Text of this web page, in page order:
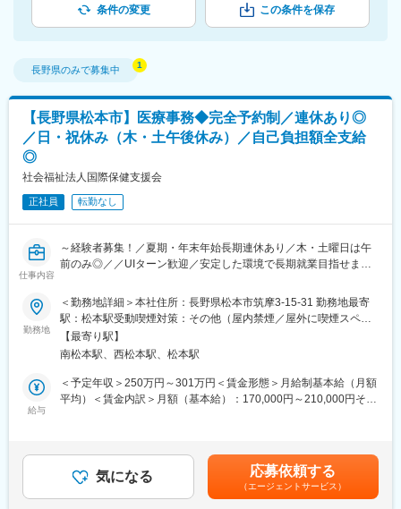
条件の変更 この条件を保存
長野県のみで募集中
【長野県松本市】医療事務◆完全予約制／連休あり◎
／日・祝休み（木・土午後休み）／自己負担額全支給
◎
社会福祉法人国際保健支援会
正社員 転勤なし
仕事内容
～経験者募集！／夏期・年末年始長期連休あり／木・土曜日は午
前のみ◎／／UIターン歓迎／安定した環境で長期就業目指せます
★働く環境★
・完全予約制となりますので、1日の繁忙状況など予想が立てられ
ます！
・年休は112日ですが木、土の午後は休診となるためWLBも取れ
ます◎
・GWカレンダー通りのお休み／お盆休み3日以上／年末年始4日
・組織体制として業務量と人数のバランスが適正であり、残業が
少ないです。常勤1名に加えてパートを雇用し2名体制にしたこと
勤務地
＜勤務地詳細＞本社住所：長野県松本市筑摩3-15-31 勤務地最寄
駅：松本駅受動喫煙対策：その他（屋内禁煙／屋外に喫煙スペー
スあり）
【最寄り駅】
南松本駅、西松本駅、松本駅
給与
＜予定年収＞250万円～301万円＜賃金形態＞月給制基本給（月額
平均）＜賃金内訳＞月額（基本給）：170,000円～210,000円その
分）賃金はあくまでも目安の金額であり、選考を通じて上下する
可能性があります。月給(月額)は固定手当を含めた表記です。
気になる 応募依頼する
（エージェントサービス）